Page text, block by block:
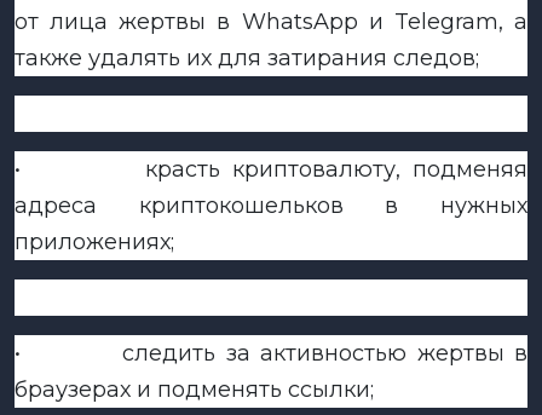
от лица жертвы в WhatsApp и Telegram, а
также удалять их для затирания следов;
•
красть криптовалюту, подменяя
адреса криптокошельков в нужных
приложениях;
•
следить за активностью жертвы в
браузерах и подменять ссылки;